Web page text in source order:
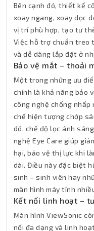
Bên cạnh đó, thiết kế
xoay ngang, xoay dọc
vị trí phù hợp, tạo tư
Việc hỗ trợ chuẩn treo
và dễ dàng lắp đặt ở
Bảo vệ mắt – thoải
Một trong những ưu
chính là khả năng bảo
công nghệ chống nhấp
chế hiện tượng chớp
đó, chế độ lọc ánh
nghệ Eye Care giúp
hại, bảo vệ thị lực khi
dài. Điều này đặc biệt
sinh – sinh viên hay
màn hình máy tính
Kết nối linh hoạt –
Màn hình ViewSonic
nối đa dạng và linh